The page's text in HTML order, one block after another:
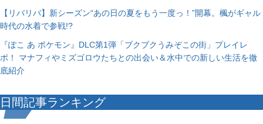
【リバリバ】新シーズン“あの日の夏をもう一度っ！”開幕。楓がギャル
時代の水着で参戦!?
『ぽこ あ ポケモン』DLC第1弾「ブクブクうみぞこの街」プレイレ
ポ！ マナフィやミズゴロウたちとの出会い＆水中での新しい生活を徹
底紹介
日間記事ランキング